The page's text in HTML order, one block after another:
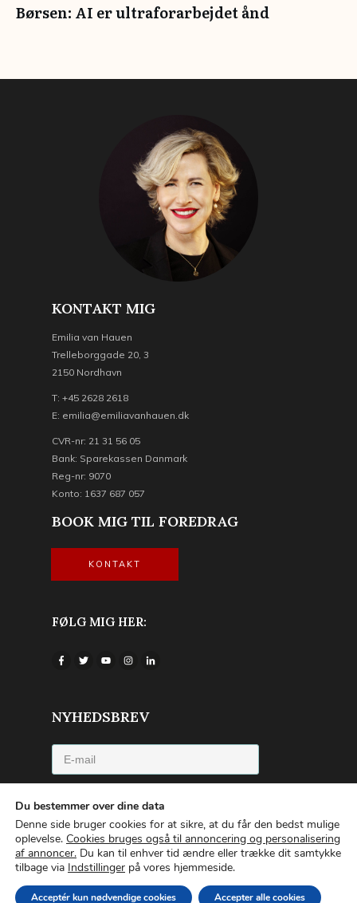
Børsen: AI er ultraforarbejdet ånd
KONTAKT MIG
Emilia van Hauen
Trelleborggade 20, 3
2150 Nordhavn
T: +45 2628 2618
E: emilia@emiliavanhauen.dk
CVR-nr: 21 31 56 05
Bank: Sparekassen Danmark
Reg-nr: 9070
Konto: 1637 687 057
BOOK MIG TIL FOREDRAG
KONTAKT
FØLG MIG HER:
NYHEDSBREV
TILMELD NYHEDSBREVET
Copyright © 2022 | Emilia van Hauen |Privatlivspolitik |Om
Du bestemmer over dine data
Denne side bruger cookies for at sikre, at du får den bedst mulige
oplevelse. Cookies bruges også til annoncering og personalisering
af annoncer. Du kan til enhver tid ændre eller trække dit samtykke
tilbage via Indstillinger på vores hjemmeside.
Accepter alle cookies
Acceptér kun nødvendige cookies